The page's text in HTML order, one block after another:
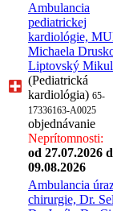
Ambulancia
pediatrickej
kardiológie,
Michaela
Liptovský
(Pediatrická
kardiológia) 65-
17336163-A0025
objednávanie
Neprítomnosti:
od 27.07.2026
09.08.2026
Ambulancia
chirurgie, Dr.